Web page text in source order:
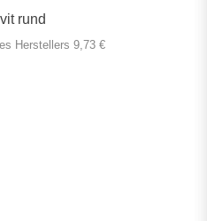
rund
Herstellers 9,73 €